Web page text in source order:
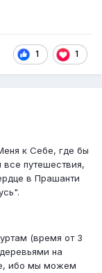
1 1
к Себе, где бы
путешествия,
в Прашанти
(время от 3
на
ибо мы можем